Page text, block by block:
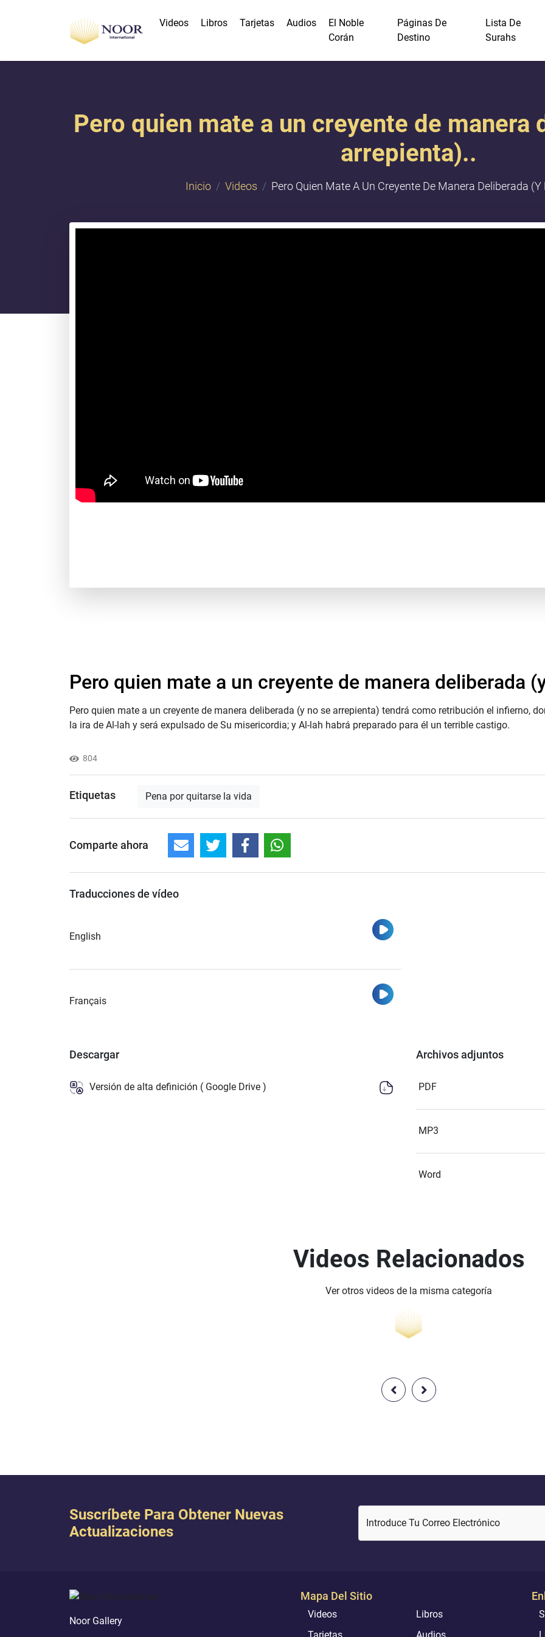
Videos Libros Tarjetas Audios
El Noble
Corán
Páginas De
Destino
Lista De
Surahs
Pero quien mate a un creyente de manera
arrepienta)..
Inicio Videos Pero Quien Mate A Un Creyente De Manera Deliberada (y
Pero quien mate a un creyente de manera deliberada
Pero quien mate a un creyente de manera deliberada (y no se arrepienta) tendrá como retribución el infierno,
la ira de Al-lah y será expulsado de Su misericordia; y Al-lah habrá preparado para él un terrible castigo.
804
Etiquetas Pena por quitarse la vida
Comparte ahora
Traducciones de vídeo
English
Français
Descargar
Versión de alta definición ( Google Drive )
Archivos adjuntos
PDF
MP3
Word
Videos Relacionados
Ver otros videos de la misma categoría
Suscríbete Para Obtener Nuevas
Actualizaciones
Introduce Tu Correo Electrónico
Noor Gallery
Mapa Del Sitio
Videos
Libros